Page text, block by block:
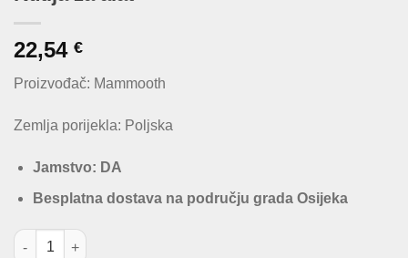
22,54 €
Proizvođač: Mammooth
Zemlja porijekla: Poljska
Jamstvo: DA
Besplatna dostava na području grada Osijeka
Kutija za alat količina